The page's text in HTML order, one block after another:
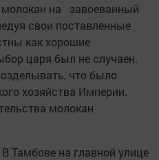
молокан на завоеванный
свои поставленные
как хорошие
царя был не случаен.
что было
хозяйства Империи.
молокан
Тамбове на главной улице